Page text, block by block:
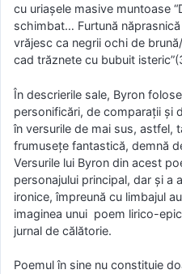
cu uriaşele masive muntoase
schimbat… Furtună
vrăjesc ca negrii ochi de
cad trăznete cu bubuit
În descrierile sale, Byron
personificări, de comparaţii şi
în versurile de mai sus, astfel,
frumuseţe fantastică, demnă
Versurile lui Byron din acest
personajului principal, dar şi a
ironice, împreună cu limbajul
imaginea unui poem lirico-
jurnal de călătorie.
Poemul în sine nu constituie